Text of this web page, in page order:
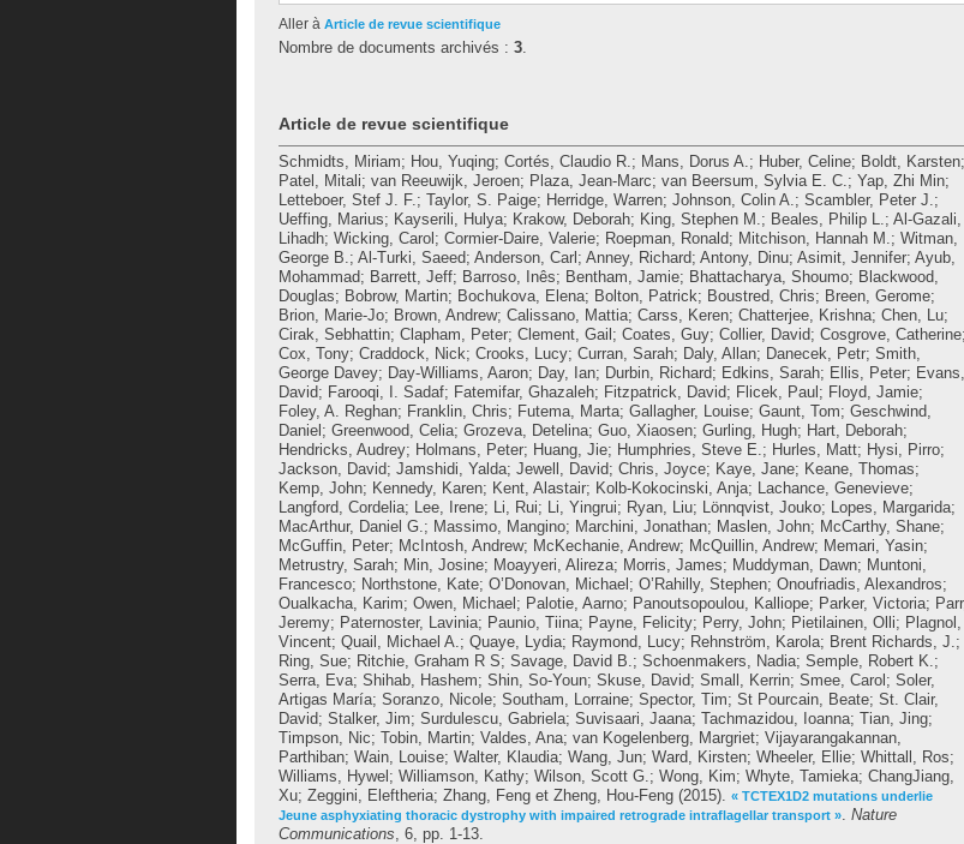
Aller à Article de revue scientifique
Nombre de documents archivés : 3.
Article de revue scientifique
Schmidts, Miriam; Hou, Yuqing; Cortés, Claudio R.; Mans, Dorus A.; Huber, Celine; Boldt, Karsten;
Patel, Mitali; van Reeuwijk, Jeroen; Plaza, Jean-Marc; van Beersum, Sylvia E. C.; Yap, Zhi Min;
Letteboer, Stef J. F.; Taylor, S. Paige; Herridge, Warren; Johnson, Colin A.; Scambler, Peter J.;
Ueffing, Marius; Kayserili, Hulya; Krakow, Deborah; King, Stephen M.; Beales, Philip L.; Al-Gazali,
Lihadh; Wicking, Carol ; Cormier-Daire, Valerie; Roepman, Ronald; Mitchison, Hannah M.; Witman,
George B.; Al-Turki, Saeed; Anderson, Carl ; Anney, Richard; Antony, Dinu; Asimit, Jennifer; Ayub,
Mohammad; Barrett, Jeff; Barroso, Inês; Bentham, Jamie; Bhattacharya, Shoumo; Blackwood,
Douglas; Bobrow, Martin; Bochukova, Elena; Bolton, Patrick; Boustred, Chris; Breen, Gerome;
Brion, Marie-Jo; Brown, Andrew; Calissano, Mattia; Carss, Keren; Chatterjee, Krishna; Chen, Lu;
Cirak, Sebhattin; Clapham, Peter; Clement, Gail ; Coates, Guy; Collier, David; Cosgrove, Catherine;
Cox, Tony; Craddock, Nick; Crooks, Lucy; Curran, Sarah; Daly, Allan; Danecek, Petr; Smith,
George Davey; Day-Williams, Aaron; Day, Ian; Durbin, Richard; Edkins, Sarah; Ellis, Peter; Evans,
David; Farooqi, I. Sadaf; Fatemifar, Ghazaleh; Fitzpatrick, David; Flicek, Paul ; Floyd, Jamie;
Foley, A. Reghan; Franklin, Chris; Futema, Marta; Gallagher, Louise; Gaunt, Tom; Geschwind,
Daniel ; Greenwood, Celia; Grozeva, Detelina; Guo, Xiaosen; Gurling, Hugh; Hart, Deborah;
Hendricks, Audrey; Holmans, Peter; Huang, Jie; Humphries, Steve E.; Hurles, Matt; Hysi, Pirro;
Jackson, David; Jamshidi, Yalda; Jewell, David; Chris, Joyce; Kaye, Jane; Keane, Thomas;
Kemp, John; Kennedy, Karen; Kent, Alastair; Kolb-Kokocinski, Anja; Lachance, Genevieve;
Langford, Cordelia; Lee, Irene; Li, Rui; Li, Yingrui; Ryan, Liu; Lönnqvist, Jouko; Lopes, Margarida;
MacArthur, Daniel G.; Massimo, Mangino; Marchini, Jonathan; Maslen, John; McCarthy, Shane;
McGuffin, Peter; McIntosh, Andrew; McKechanie, Andrew; McQuillin, Andrew; Memari, Yasin;
Metrustry, Sarah; Min, Josine; Moayyeri, Alireza; Morris, James; Muddyman, Dawn; Muntoni,
Francesco; Northstone, Kate; O’Donovan, Michael ; O’Rahilly, Stephen; Onoufriadis, Alexandros;
Oualkacha, Karim; Owen, Michael ; Palotie, Aarno; Panoutsopoulou, Kalliope; Parker, Victoria;
Jeremy; Paternoster, Lavinia; Paunio, Tiina; Payne, Felicity; Perry, John; Pietilainen, Olli; Plagnol,
Vincent; Quail, Michael A.; Quaye, Lydia; Raymond, Lucy; Rehnström, Karola; Brent Richards, J.;
Ring, Sue; Ritchie, Graham R S; Savage, David B.; Schoenmakers, Nadia; Semple, Robert K.;
Serra, Eva; Shihab, Hashem; Shin, So-Youn; Skuse, David; Small, Kerrin; Smee, Carol ; Soler,
Artigas María; Soranzo, Nicole; Southam, Lorraine; Spector, Tim; St Pourcain, Beate; St. Clair,
David; Stalker, Jim; Surdulescu, Gabriela; Suvisaari, Jaana; Tachmazidou, Ioanna; Tian, Jing;
Timpson, Nic; Tobin, Martin; Valdes, Ana; van Kogelenberg, Margriet; Vijayarangakannan,
Parthiban; Wain, Louise; Walter, Klaudia; Wang, Jun; Ward, Kirsten; Wheeler, Ellie; Whittall, Ros;
Williams, Hywel ; Williamson, Kathy; Wilson, Scott G.; Wong, Kim; Whyte, Tamieka; ChangJiang,
Xu; Zeggini, Eleftheria; Zhang, Feng et Zheng, Hou-Feng (2015). « TCTEX1D2 mutations underlie
Jeune asphyxiating thoracic dystrophy with impaired retrograde intraflagellar transport ». Nature
Communications, 6, pp. 1-13.